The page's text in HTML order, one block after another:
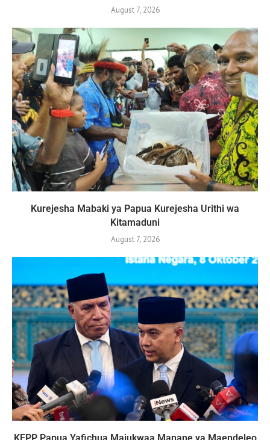
August 7, 2026
Kurejesha Mabaki ya Papua Kurejesha Urithi wa
Kitamaduni
August 7, 2026